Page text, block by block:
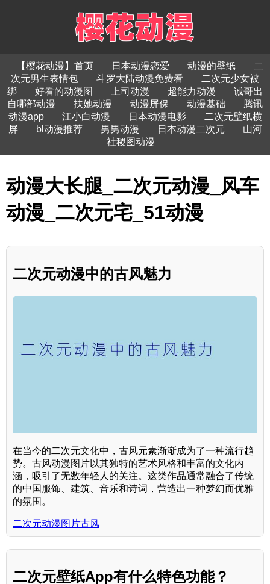
【樱花动漫】首页 日本动漫恋爱 动漫的壁纸
二
次元男生表情包
斗罗大陆动漫免费看
二次元少女被
绑
好看的动漫图 上司动漫 超能力动漫
诚哥出
自哪部动漫
扶她动漫 动漫屏保 动漫基础
腾讯
动漫app
江小白动漫 日本动漫电影
二次元壁纸横
屏
bl动漫推荐 男男动漫 日本动漫二次元
山河
社稷图动漫
动漫大长腿_二次元动漫_风车
动漫_二次元宅_51动漫
二次元动漫中的古风魅力
在当今的二次元文化中，古风元素渐渐成为了一种流行趋
势。古风动漫图片以其独特的艺术风格和丰富的文化内
涵，吸引了无数年轻人的关注。这类作品通常融合了传统
的中国服饰、建筑、音乐和诗词，营造出一种梦幻而优雅
的氛围。
二次元动漫图片古风
二次元壁纸App有什么特色功能？